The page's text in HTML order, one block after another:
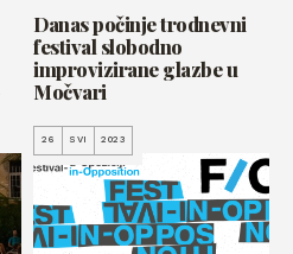
Danas počinje trodnevni
festival slobodno
improvizirane glazbe u
Močvari
26 SVI 2023